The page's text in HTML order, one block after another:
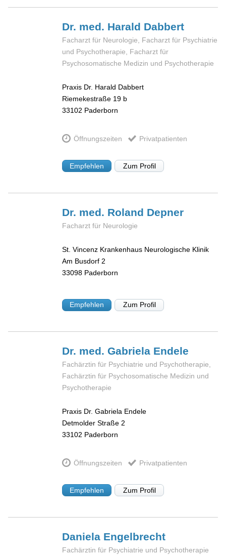
Dr. med. Harald Dabbert
Facharzt für Neurologie, Facharzt für Psychiatrie
und Psychotherapie, Facharzt für
Psychosomatische Medizin und Psychotherapie
Praxis Dr. Harald Dabbert
Riemekestraße 19 b
33102 Paderborn
Öffnungszeiten Privatpatienten
Empfehlen Zum Profil
Dr. med. Roland Depner
Facharzt für Neurologie
St. Vincenz Krankenhaus Neurologische Klinik
Am Busdorf 2
33098 Paderborn
Empfehlen Zum Profil
Dr. med. Gabriela Endele
Fachärztin für Psychiatrie und Psychotherapie,
Fachärztin für Psychosomatische Medizin und
Psychotherapie
Praxis Dr. Gabriela Endele
Detmolder Straße 2
33102 Paderborn
Öffnungszeiten Privatpatienten
Empfehlen Zum Profil
Daniela Engelbrecht
Fachärztin für Psychiatrie und Psychotherapie